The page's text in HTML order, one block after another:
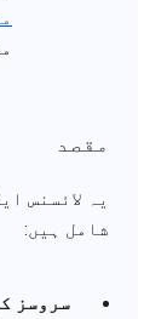
مقصد
یہ لائسنس
شامل ہیں:
سروسز